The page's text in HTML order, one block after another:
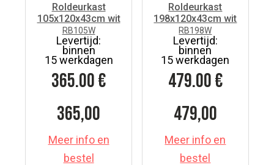
Roldeurkast
105x120x43cm wit
RB105W
Levertijd:
binnen
15 werkdagen
365.00€
365,00
Meer info en
bestel
Roldeurkast
198x120x43cm wit
RB198W
Levertijd:
binnen
15 werkdagen
479.00€
479,00
Meer info en
bestel